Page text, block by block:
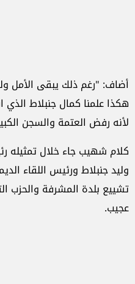
أضاف: "رغم ذلك يبقى الأمل
هكذا علمنا كمال جنبلاط
لأنه رفض العتمة والسجن
كلام شهيب جاء خلال تمثيله
وليد جنبلاط ورئيس اللقاء
تشييع بلدة المشرفة والحزب
عجيب.